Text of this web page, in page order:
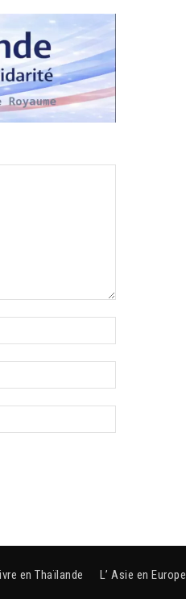
en Thaïlande L’ Asie en Europe